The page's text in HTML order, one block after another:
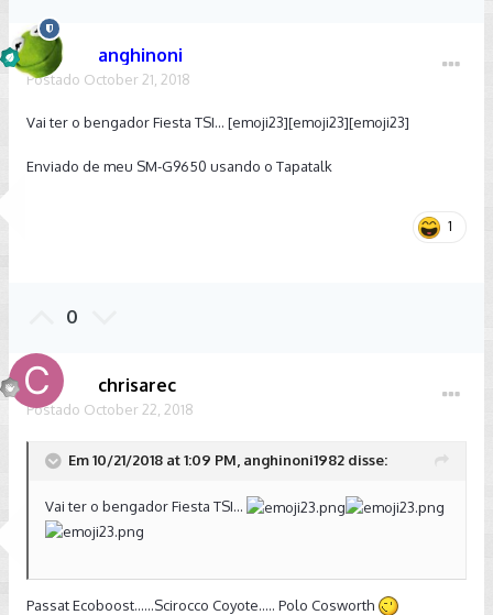
anghinoni
Postado October 21, 2018
Vai ter o bengador Fiesta TSI... [emoji23][emoji23][emoji23]
Enviado de meu SM-G9650 usando o Tapatalk
1
0
chrisarec
Postado October 22, 2018
Em 10/21/2018 at 1:09 PM, anghinoni1982 disse:
Vai ter o bengador Fiesta TSI...
Passat Ecoboost......Scirocco Coyote..... Polo Cosworth